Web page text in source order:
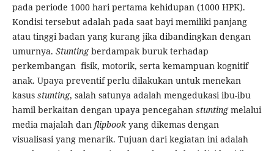
pada periode 1000 hari pertama kehidupan (1000 HPK).
Kondisi tersebut adalah pada saat bayi memiliki panjang
atau tinggi badan yang kurang jika dibandingkan dengan
umurnya. Stuntingberdampak buruk terhadap
perkembangan fisik, motorik, serta kemampuan kognitif
anak. Upaya preventif perlu dilakukan untuk menekan
kasus stunting, salah satunya adalah mengedukasi ibu-ibu
hamil berkaitan dengan upaya pencegahan stuntingmelalui
media majalah dan flipbookyang dikemas dengan
visualisasi yang menarik. Tujuan dari kegiatan ini adalah